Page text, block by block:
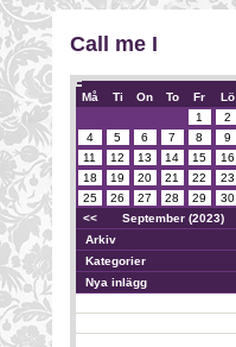
Call me I
Må Ti On To Fr Lö
1
2
4
5 6 7 8 9
11
12 13 14 15 16
18
19 20 21 22 23
25
26 27 28 29
30
<<
September (2023)
Arkiv
Kategorier
Nya inlägg